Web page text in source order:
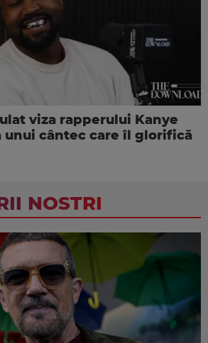
viza rapperului Kanye
unui cântec care îl glorifică
NOSTRI